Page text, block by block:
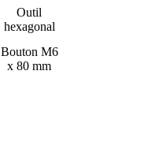
Outil
hexagonal
Bouton M6
x 80 mm